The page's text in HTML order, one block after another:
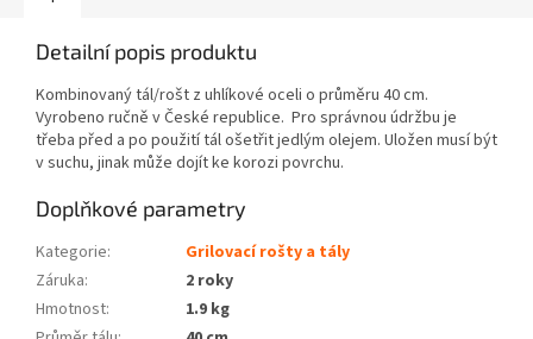
Detailní popis produktu
Kombinovaný tál/rošt z uhlíkové oceli o průměru 40 cm.
Vyrobeno ručně v České republice. Pro správnou údržbu je
třeba před a po použití tál ošetřit jedlým olejem. Uložen musí být
v suchu, jinak může dojít ke korozi povrchu.
Doplňkové parametry
Kategorie:
Grilovací rošty a tály
Záruka:
2 roky
Hmotnost:
1.9 kg